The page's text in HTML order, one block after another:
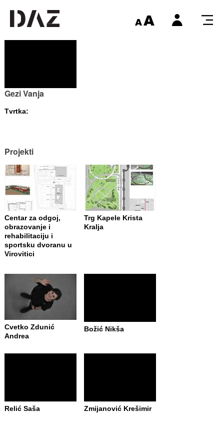
Gezi Vanja
Tvrtka:
Projekti
Centar za odgoj,
obrazovanje i
rehabilitaciju i
sportsku dvoranu u
Virovitici
Trg Kapele Krista
Kralja
Cvetko Zdunić
Andrea
Božić Nikša
Relić Saša Zmijanović Krešimir